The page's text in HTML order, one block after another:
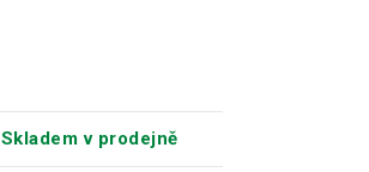
Skladem v prodejně